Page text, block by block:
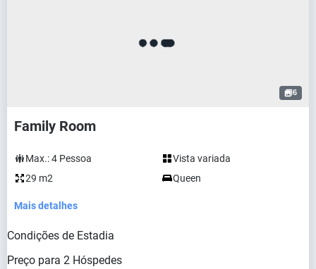
6
Family Room
Max.:4 Pessoa
Vista variada
29 m2
Queen
Mais detalhes
Condições de Estadia
Preço para 2 Hóspedes